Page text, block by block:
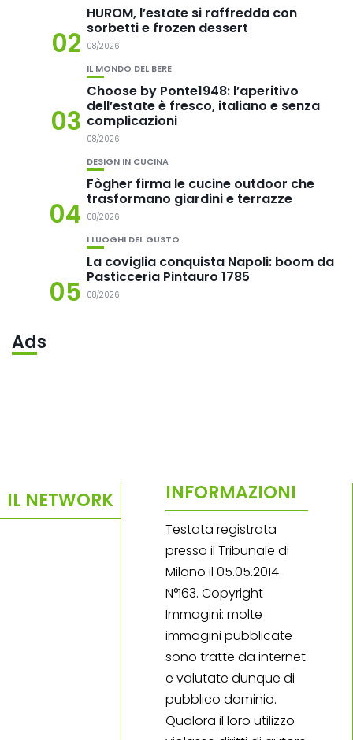
02
HUROM, l’estate si raffredda con
sorbetti e frozen dessert
08/2026
03
IL MONDO DEL BERE
Choose by Ponte1948: l’aperitivo
dell’estate è fresco, italiano e senza
complicazioni
08/2026
04
DESIGN IN CUCINA
Fògher firma le cucine outdoor che
trasformano giardini e terrazze
08/2026
05
I LUOGHI DEL GUSTO
La coviglia conquista Napoli: boom da
Pasticceria Pintauro 1785
08/2026
Ads
IL NETWORK INFORMAZIONI
Testata registrata
presso il Tribunale di
Milano il 05.05.2014
N°163. Copyright
Immagini: molte
immagini pubblicate
sono tratte da internet
e valutate dunque di
pubblico dominio.
Qualora il loro utilizzo